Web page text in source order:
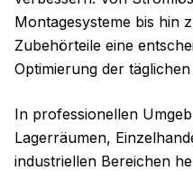
Montagesysteme bis hin
Zubehörteile eine
Optimierung der
In professionellen
Lagerräumen,
industriellen Bereichen